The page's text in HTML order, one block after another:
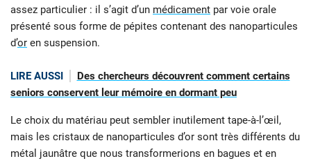
assez particulier : il s’agit d’un médicament par voie orale
présenté sous forme de pépites contenant des nanoparticules
d’or en suspension.
LIRE AUSSI
Des chercheurs découvrent comment certains
seniors conservent leur mémoire en dormant peu
Le choix du matériau peut sembler inutilement tape-à-l’œil,
mais les cristaux de nanoparticules d’or sont très différents du
métal jaunâtre que nous transformerions en bagues et en